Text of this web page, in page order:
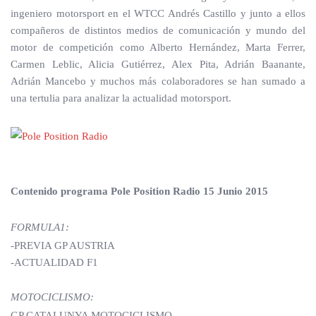
ingeniero motorsport en el WTCC Andrés Castillo y junto a ellos
compañeros de distintos medios de comunicación y mundo del
motor de competición como Alberto Hernández, Marta Ferrer,
Carmen Leblic, Alicia Gutiérrez, Alex Pita, Adrián Baanante,
Adrián Mancebo y muchos más colaboradores se han sumado a
una tertulia para analizar la actualidad motorsport.
Contenido programa Pole Position Radio 15 Junio 2015
FORMULA1:
-PREVIA GP AUSTRIA
-ACTUALIDAD F1
MOTOCICLISMO: